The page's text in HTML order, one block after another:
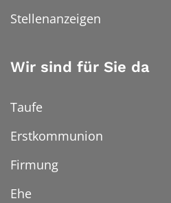
Stellenanzeigen
Wir sind für Sie da
Taufe
Erstkommunion
Firmung
Ehe